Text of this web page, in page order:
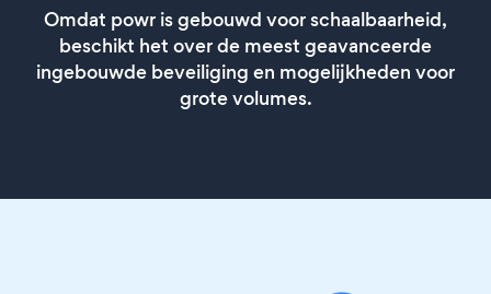
Omdat powr is gebouwd voor schaalbaarheid,
beschikt het over de meest geavanceerde
ingebouwde beveiliging en mogelijkheden voor
grote volumes.